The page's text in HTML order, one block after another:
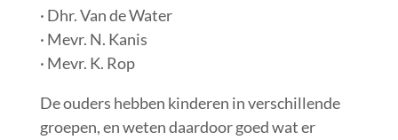
· Dhr. Van de Water
· Mevr. N. Kanis
· Mevr. K. Rop
De ouders hebben kinderen in verschillende
groepen, en weten daardoor goed wat er